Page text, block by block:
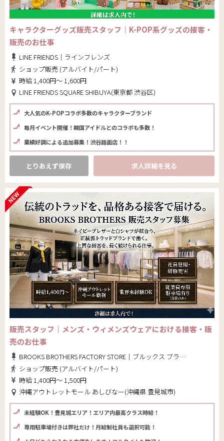
キャラクターグッズ販売スタッフ｜K-POP系グッズの接客・
販売のお仕事
LINE FRIENDS｜ラインフレンズ
ショップ販売 (アルバイト/パート)
時給 1,400円～ 1,600円
LINE FRIENDS SQUARE SHIBUYA(東京都 渋谷区)
大人気のK-POPコラボ多数のキャラクターブランド
毎月イベント開催！韓国アイドルとのコラボも多数！
業績好調による追加募集！渋谷路面店！！
とりあえず保存 求人詳細を見る
販売スタッフ｜メンズ・ウィメンズウェアにおける接客・販
売のお仕事
BROOKS BROTHERS FACTORY STORE｜ブルックス ブラザーズ ファクトリーストア
ショップ販売 (アルバイト/パート)
時給 1,400円～ 1,500円
沖縄アウトレットモール あしびなー(沖縄県 豊見城市)
未経験OK！豊見城エリア！エリア内最高クラス時給！
専用駐車場付きは弊社だけ！月給制社員も選択可能！